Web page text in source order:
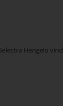
Hengelo